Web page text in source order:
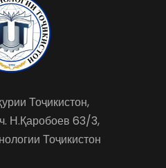
Тоҷикистон,
Н.Қаробоев 63/3,
Тоҷикистон